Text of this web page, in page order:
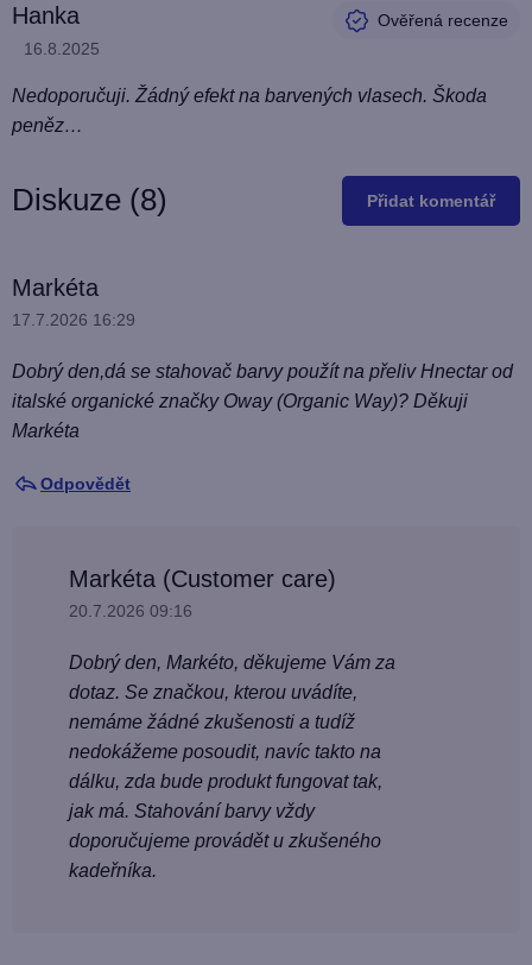
d
n
o
c
n
Hanka
Hodnocení produktu je 5 z 5 hvězdiček.
16.8.2025
Nedoporučuji. Žádný efekt na barvených vlasech. Škoda
peněz…
Diskuze (8) Přidat komentář
V
ý
i
s
i
Markéta
17.7.2026 16:29
Dobrý den,dá se stahovač barvy použít na přeliv Hnectar od
italské organické značky Oway (Organic Way)? Děkuji
Markéta
Odpovědět
Markéta (Customer care)
20.7.2026 09:16
Dobrý den, Markéto, děkujeme Vám za
dotaz. Se značkou, kterou uvádíte,
nemáme žádné zkušenosti a tudíž
nedokážeme posoudit, navíc takto na
dálku, zda bude produkt fungovat tak,
jak má. Stahování barvy vždy
doporučujeme provádět u zkušeného
kadeřníka.